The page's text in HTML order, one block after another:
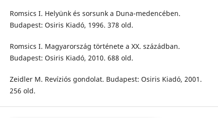
Romsics I. Helyünk és sorsunk a Duna-medencében.
Budapest: Osiris Kiadó, 1996. 378 old.
Romsics I. Magyarország története a XX. százádban.
Budapest: Osiris Kiadó, 2010. 688 old.
Zeidler M. Revíziós gondolat. Budapest: Osiris Kiadó, 2001.
256 old.